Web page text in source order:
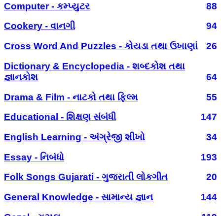
Computer - કમ્પ્યુટર
88
Cookery - વાનગી
94
Cross Word And Puzzles - કોયડા તથા ઉખાણાં
26
Dictionary & Encyclopedia - શબ્દકોશ તથા
જ્ઞાનકોશ
64
Drama & Film - નાટકો તથા ફિલ્મ
55
Educational - શિક્ષણ સંબંધી
147
English Learning - અંગ્રેજી શીખો
34
Essay - નિબંધો
193
Folk Songs Gujarati - ગુજરાતી લોકગીત
20
General Knowledge - સામાન્ય જ્ઞાન
144